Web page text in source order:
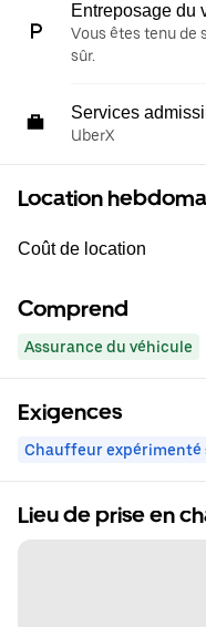
Entreposage du
Vous êtes tenu de
sûr.
Services
UberX
Location
Coût de location
Comprend
Assurance du véhicule
Exigences
Chauffeur expérimenté
Lieu de prise en